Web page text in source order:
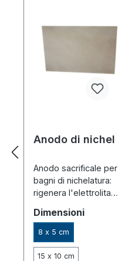
Anodo di nichel
Anodo sacrificale per
bagni di nichelatura:
rigenera l'elettrolita e
deposizione
uniforme del nichel.
Seleziona
Dimensioni
8 x 5 cm
15 x 10 cm